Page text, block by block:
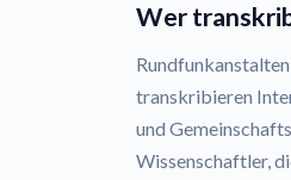
Wer
transkribieren
und
Wissenschaftler,